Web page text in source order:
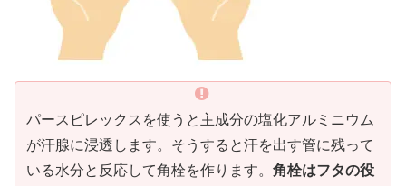
パースピレックスを使うと主成分の塩化アルミニウム
が汗腺に浸透します。そうすると汗を出す管に残って
いる水分と反応して角栓を作ります。 角栓はフタの役